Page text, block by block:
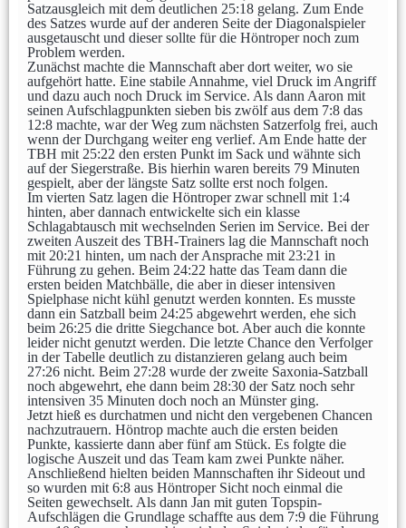
History
Damen 4 Damen 5
Quereinsteiger Stadtliga Herren
mU20 (PSV) mU18 mU15
mixU14 mU12 wU15
Tischtennis Sportabzeichen
Satzausgleich mit dem deutlichen 25:18 gelang. Zum Ende
des Satzes wurde auf der anderen Seite der Diagonalspieler
ausgetauscht und dieser sollte für die Höntroper noch zum
Problem werden.
Zunächst machte die Mannschaft aber dort weiter, wo sie
aufgehört hatte. Eine stabile Annahme, viel Druck im Angriff
und dazu auch noch Druck im Service. Als dann Aaron mit
seinen Aufschlagpunkten sieben bis zwölf aus dem 7:8 das
12:8 machte, war der Weg zum nächsten Satzerfolg frei, auch
wenn der Durchgang weiter eng verlief. Am Ende hatte der
TBH mit 25:22 den ersten Punkt im Sack und wähnte sich
auf der Siegerstraße. Bis hierhin waren bereits 79 Minuten
gespielt, aber der längste Satz sollte erst noch folgen.
Im vierten Satz lagen die Höntroper zwar schnell mit 1:4
hinten, aber dannach entwickelte sich ein klasse
Schlagabtausch mit wechselnden Serien im Service. Bei der
zweiten Auszeit des TBH-Trainers lag die Mannschaft noch
mit 20:21 hinten, um nach der Ansprache mit 23:21 in
Führung zu gehen. Beim 24:22 hatte das Team dann die
ersten beiden Matchbälle, die aber in dieser intensiven
Spielphase nicht kühl genutzt werden konnten. Es musste
dann ein Satzball beim 24:25 abgewehrt werden, ehe sich
beim 26:25 die dritte Siegchance bot. Aber auch die konnte
leider nicht genutzt werden. Die letzte Chance den Verfolger
in der Tabelle deutlich zu distanzieren gelang auch beim
27:26 nicht. Beim 27:28 wurde der zweite Saxonia-Satzball
noch abgewehrt, ehe dann beim 28:30 der Satz noch sehr
intensiven 35 Minuten doch noch an Münster ging.
Jetzt hieß es durchatmen und nicht den vergebenen Chancen
nachzutrauern. Höntrop machte auch die ersten beiden
Punkte, kassierte dann aber fünf am Stück. Es folgte die
logische Auszeit und das Team kam zwei Punkte näher.
Anschließend hielten beiden Mannschaften ihr Sideout und
so wurden mit 6:8 aus Höntroper Sicht noch einmal die
Seiten gewechselt. Als dann Jan mit guten Topspin-
Aufschlägen die Grundlage schaffte aus dem 7:9 die Führung